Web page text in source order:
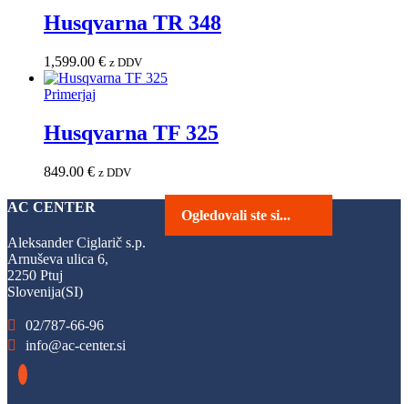
Husqvarna TR 348
1,599.00 € z DDV
Primerjaj
Husqvarna TF 325
849.00 € z DDV
Ogledovali ste si...
AC CENTER
Aleksander Ciglarič s.p.
Arnuševa ulica 6,
2250 Ptuj
Slovenija(SI)
02/787-66-96
info@ac-center.si